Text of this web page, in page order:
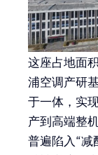
这座占地面
浦空调产研
于一体，实
产到高端整
普遍陷入“减